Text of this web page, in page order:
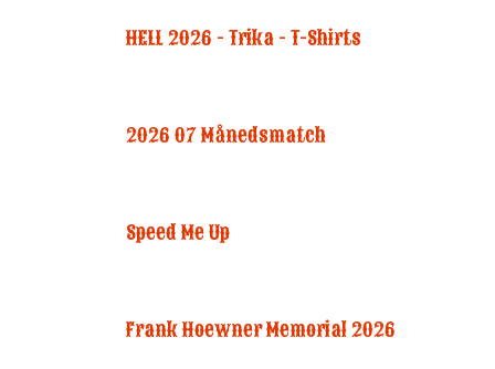
HELL 2026 - Trika - T-Shirts
2026 07 Månedsmatch
Speed Me Up
Frank Hoewner Memorial 2026